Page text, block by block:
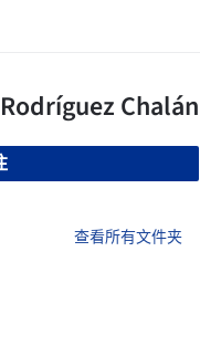
查看所有文件夹